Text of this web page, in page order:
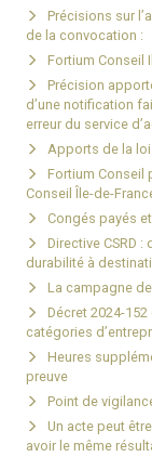
Précisions sur
de la convocation :
Fortium Conseil
Précision
d’une notification
erreur du service
Apports de la loi
Fortium Conseil
Conseil Île-de-
Congés payés
Directive CSRD
durabilité à
La campagne
Décret 2024-
catégories
Heures
preuve
Point de
Un acte peut
avoir le même